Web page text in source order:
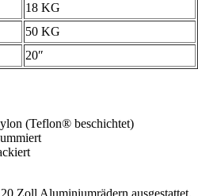
18 KG
50 KG
20″
(Teflon® beschichtet)
Zoll Aluminiumrädern ausgestattet.